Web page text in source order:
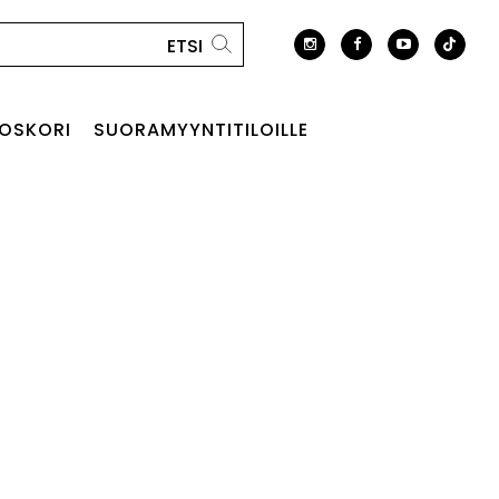
SUORAMYYNTITILOILLE